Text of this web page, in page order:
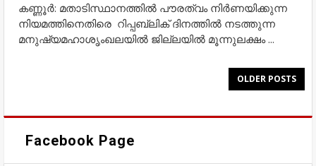
കണ്ണൂർ: മതാടിസ്ഥാനത്തിൽ പൗരത്വം നിർണയിക്കുന്ന
നിയമത്തിനെതിരെ റിപ്പബ്ലിക് ദിനത്തിൽ നടത്തുന്ന
മനുഷ്യമഹാശൃംഖലയിൽ ജില്ലയിൽ മൂന്നുലക്ഷം ...
OLDER POSTS
Facebook Page